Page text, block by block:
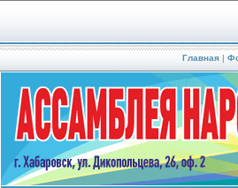
Главная |